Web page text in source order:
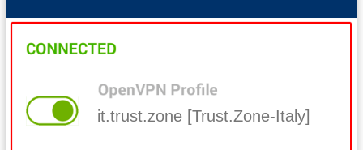
it.trust.zone [Trust.Zone-Italy]